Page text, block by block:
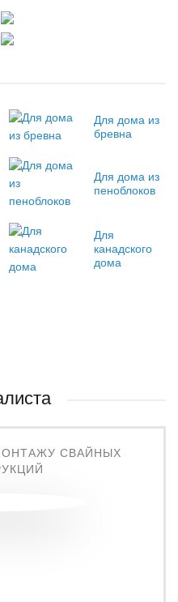
Для дома из
бревна
Для дома из
пеноблоков
Для
канадского
дома
СВАЙНЫХ